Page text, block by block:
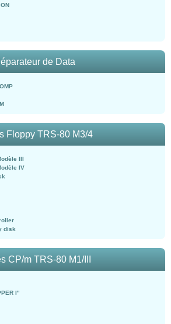
de Data
Floppy TRS-80 M3/4
III
IV
disk
CP/m TRS-80 M1/III
I"